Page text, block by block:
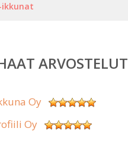
ikkunat
ARVOSTELUT
Oy
Oy